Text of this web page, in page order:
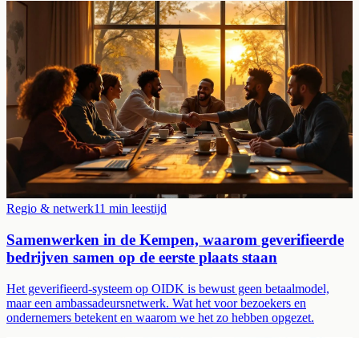
Regio & netwerk11 min leestijd
Samenwerken in de Kempen, waarom geverifieerde
bedrijven samen op de eerste plaats staan
Het geverifieerd-systeem op OIDK is bewust geen betaalmodel,
maar een ambassadeursnetwerk. Wat het voor bezoekers en
ondernemers betekent en waarom we het zo hebben opgezet.